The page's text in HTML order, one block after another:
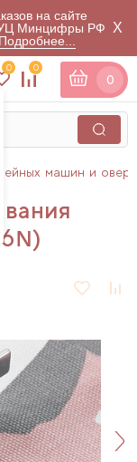
на сайте
Минцифры РФ
Подробнее...
X
0 0
0
машин и